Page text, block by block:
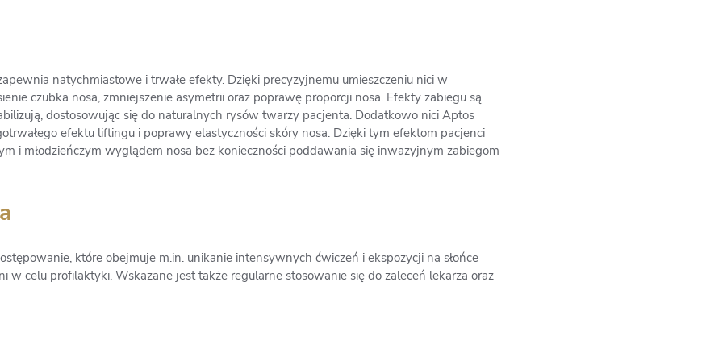
natychmiastowe i trwałe efekty. Dzięki precyzyjnemu umieszczeniu nici w
czubka nosa, zmniejszenie asymetrii oraz poprawę proporcji nosa. Efekty zabiegu są
dostosowując się do naturalnych rysów twarzy pacjenta. Dodatkowo nici Aptos
efektu liftingu i poprawy elastyczności skóry nosa. Dzięki tym efektom pacjenci
i młodzieńczym wyglądem nosa bez konieczności poddawania się inwazyjnym zabiegom
które obejmuje m.in. unikanie intensywnych ćwiczeń i ekspozycji na słońce
celu profilaktyki. Wskazane jest także regularne stosowanie się do zaleceń lekarza oraz